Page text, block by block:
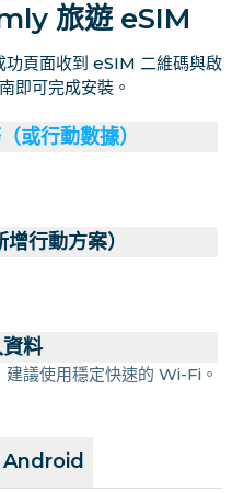
旅遊 eSIM
功頁面收到 eSIM 二維碼與啟
即可完成安裝。
Android
或行動數據）
行動方案）
料
議使用穩定快速的 Wi-Fi。